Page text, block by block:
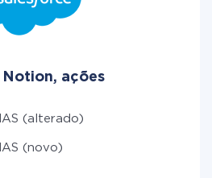
Notion, ações
(alterado)
(novo)